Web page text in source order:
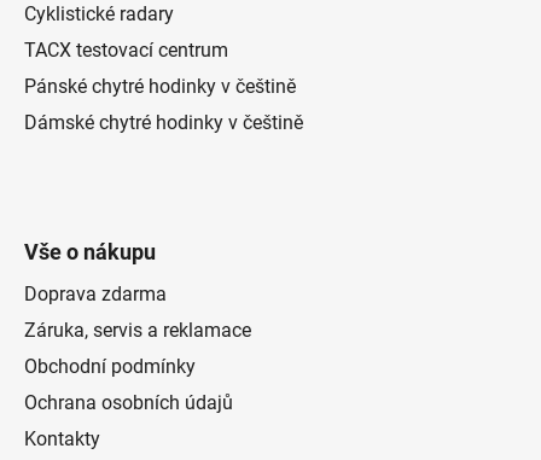
Cyklistické radary
TACX testovací centrum
Pánské chytré hodinky v češtině
Dámské chytré hodinky v češtině
Vše o nákupu
Doprava zdarma
Záruka, servis a reklamace
Obchodní podmínky
Ochrana osobních údajů
Kontakty